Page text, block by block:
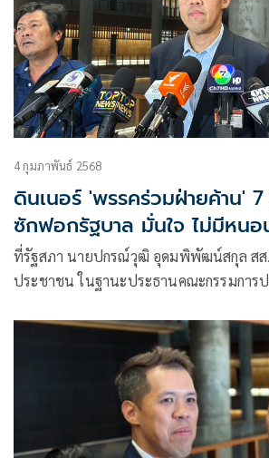
4 กุมภาพันธ์ 2568
ดินเนอร์ 'พรรคร่วมฝ่ายค้าน'
ซักฟอกรัฐบาล มั่นใจ ไม่มีหน
ที่รัฐสภา นายปกรณ์วุฒิ อุดมพิพัฒน์สกุล ส
ประชาชน ในฐานะประธานคณะกรรมการ